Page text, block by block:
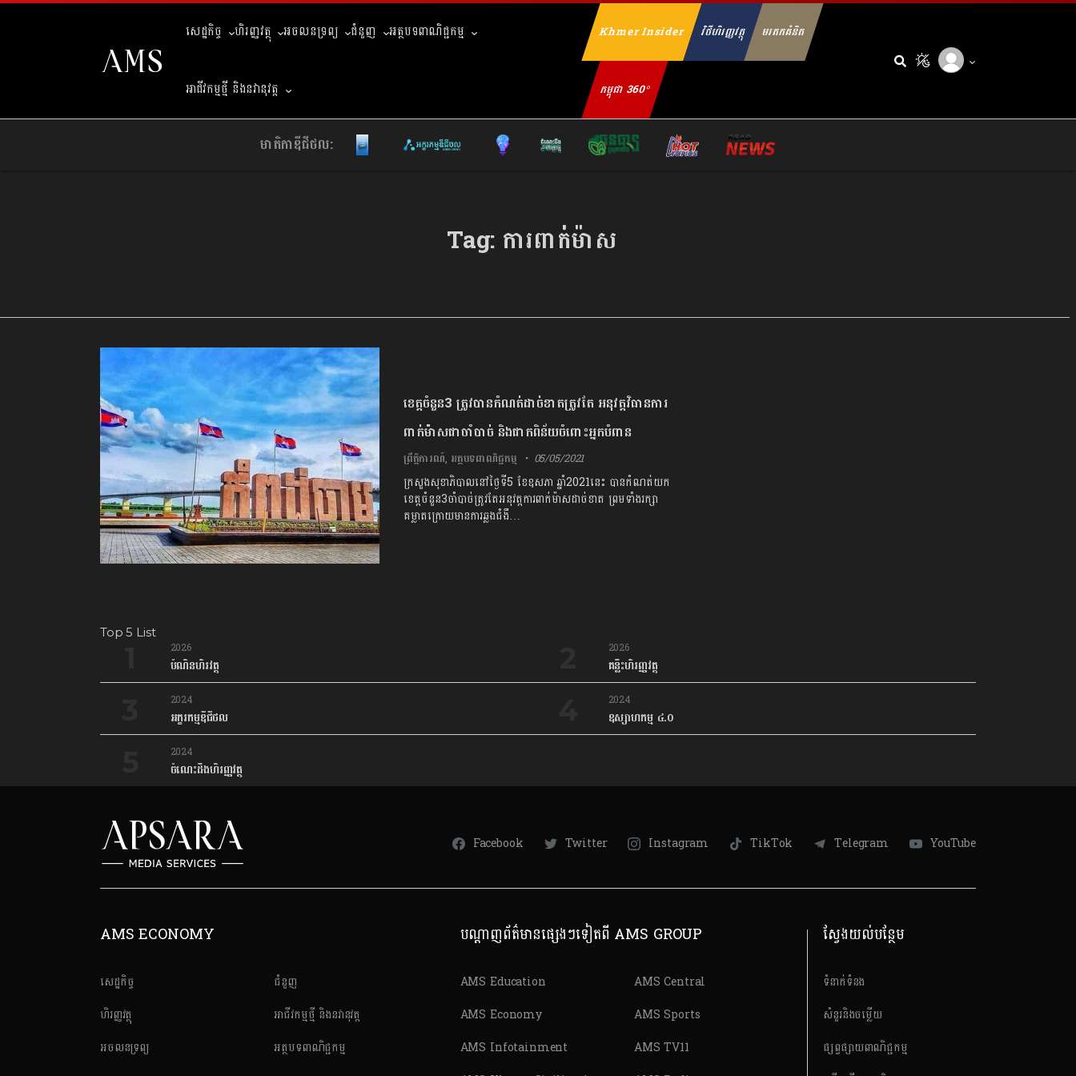
សេដ្ឋកិច្ច ហិរញ្ញវត្ថុ អចលនទ្រព្យ ជំនួញ អត្ថបទពាណិជ្ជកម្ម
អាជីវកម្មថ្មី និងនវានុវត្ត
Khmer Insider វិថីហិរញ្ញវត្ថុ មរតកគំនិត
កម្ពុជា 360°
មាតិកាឌីជីថល:
Tag: ការពាក់ម៉ាស
ខេត្តចំនួន3 ត្រូវបានកំណត់ដាច់ខាតត្រូវតែ អនុវត្តវិធានការ
ពាក់ម៉ាសជាចាំបាច់ និងផាកពិន័យចំពោះអ្នកបំពាន
ព្រឹត្តិការណ៍, អត្ថបទពាណិជ្ជកម្ម 05/05/2021
ក្រសួងសុខាភិបាលនៅថ្ងៃទី5 ខែឧសភា ឆ្នាំ2021នេះ បានកំណត់យក
ខេត្តចំនួន3ចាំបាច់ត្រូវតែអនុវត្តការពាក់ម៉ាសដាច់ខាត ព្រមទាំងរក្សា
គម្លាតក្រោយមានការឆ្លងជំងឺ…
Top 5 List
2026
បំណិនហិរវត្ថុ
2026
គន្លឹះហិរញ្ញវត្ថុ
2024
អក្ខរកម្មឌីជីថល
2024
ឧស្សាហកម្ម ៤.០
2024
ចំណេះដឹងហិរញ្ញវត្ថុ
Facebook Twitter Instagram TikTok Telegram YouTube
AMS ECONOMY
សេដ្ឋកិច្ច
ហិរញ្ញវត្ថុ
អចលនទ្រព្យ
ជំនួញ
អាជីវកម្មថ្មី និងនវានុវត្ត
អត្ថបទពាណិជ្ជកម្ម
បណ្តាញព័ត៌មានផ្សេងៗទៀតពី AMS GROUP
AMS Education
AMS Economy
AMS Infotainment
AMS Central
AMS Sports
AMS TV11
ស្វែងយល់បន្ថែម
ទំនាក់ទំនង
សំនួរនិងចម្លើយ
ផ្សព្វផ្សាយពាណិជ្ជកម្ម